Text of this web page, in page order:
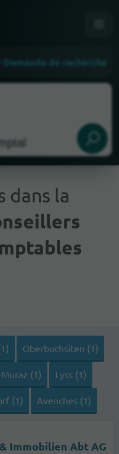
Demande de recherche
dans la
Oberbuchsiten (1)
(1) Lyss (1)
(1) Avenches (1)
Immobilien Abt AG